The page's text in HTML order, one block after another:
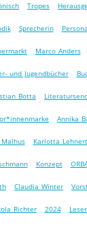
Tropes
Sprecherin
Marco Anders
und Jugendbücher
Botta
Annika
Karlotta Lehnert
Konzept
Claudia Winter
Richter 2024